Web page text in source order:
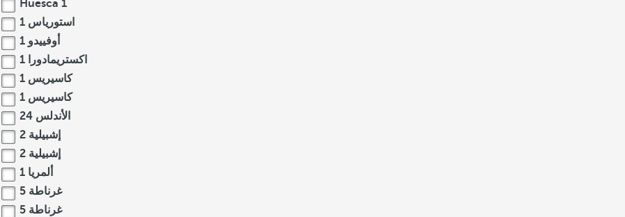
Huesca 1
استورياس 1
أوفييدو 1
اكستريمادورا 1
كاسيريس 1
كاسيريس 1
الأندلس 24
إشبيلية 2
إشبيلية 2
ألمريا 1
غرناطة 5
غرناطة 5